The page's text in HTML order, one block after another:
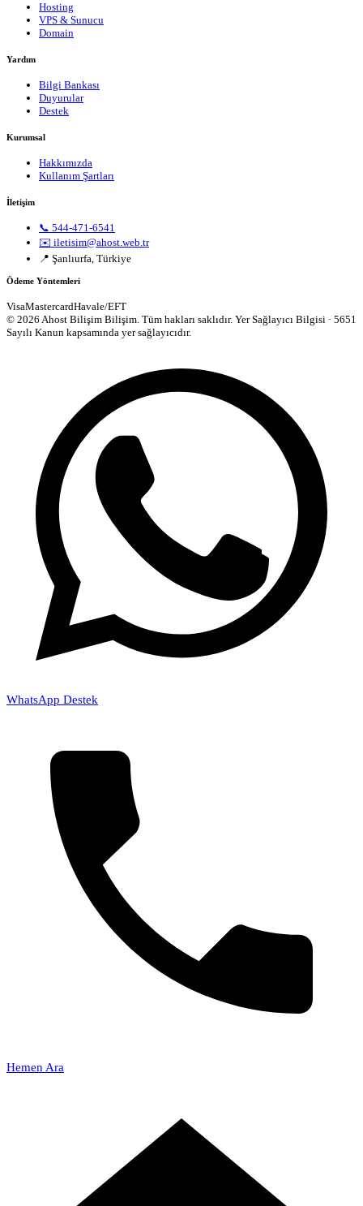
Hosting
VPS & Sunucu
Domain
Yardım
Bilgi Bankası
Duyurular
Destek
Kurumsal
Hakkımızda
Kullanım Şartları
İletişim
📞 544-471-6541
✉️ iletisim@ahost.web.tr
📍 Şanlıurfa, Türkiye
Ödeme Yöntemleri
VisaMastercardHavale/EFT
© 2026 Ahost Bilişim Bilişim. Tüm hakları saklıdır. Yer Sağlayıcı Bilgisi · 5651
Sayılı Kanun kapsamında yer sağlayıcıdır.
WhatsApp Destek
Hemen Ara